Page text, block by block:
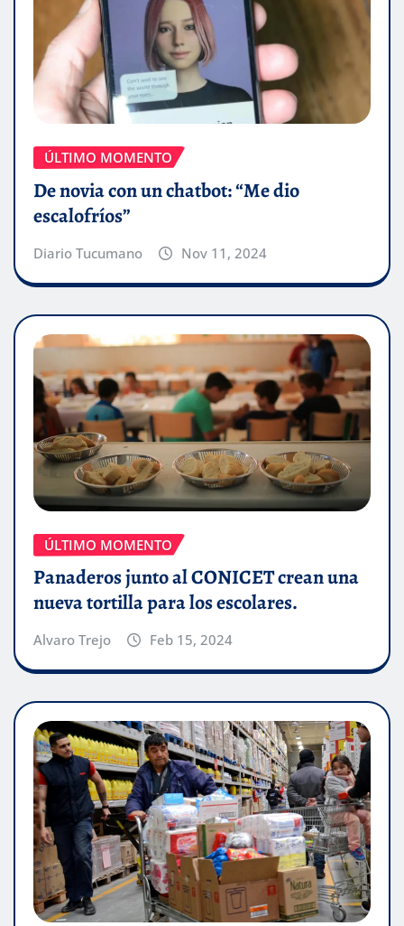
ÚLTIMO MOMENTO
De novia con un chatbot: “Me dio
escalofríos”
Diario Tucumano Nov 11, 2024
ÚLTIMO MOMENTO
Panaderos junto al CONICET crean una
nueva tortilla para los escolares.
Alvaro Trejo Feb 15, 2024